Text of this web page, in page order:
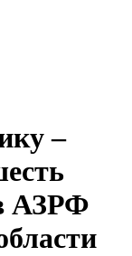
–
АЗРФ